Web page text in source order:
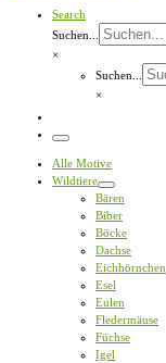
Search
Suchen...
×
Suchen...
×
Menü
Alle Motive
Wildtiere
Bären
Biber
Böcke
Dachse
Eichhörnchen
Esel
Eulen
Fledermäuse
Füchse
Igel